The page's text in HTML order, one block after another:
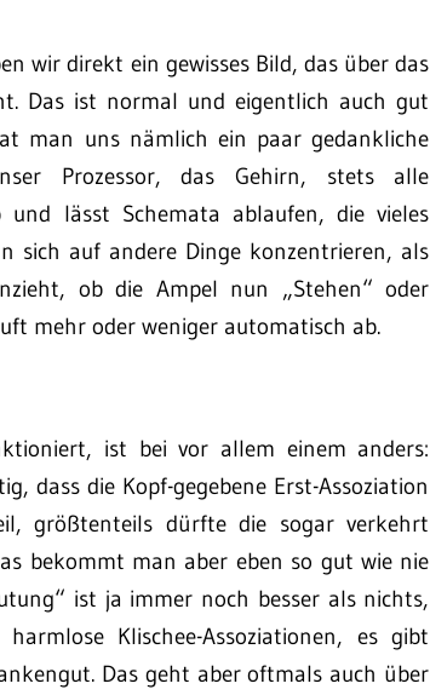
wir direkt ein gewisses Bild, das über das
Das ist normal und eigentlich auch gut
man uns nämlich ein paar gedankliche
Prozessor, das Gehirn, stets alle
lässt Schemata ablaufen, die vieles
sich auf andere Dinge konzentrieren, als
ob die Ampel nun „Stehen“ oder
mehr oder weniger automatisch ab.
ist bei vor allem einem anders:
dass die Kopf-gegebene Erst-Assoziation
größtenteils dürfte die sogar verkehrt
bekommt man aber eben so gut wie nie
ist ja immer noch besser als nichts,
Klischee-Assoziationen, es gibt
Das geht aber oftmals auch über